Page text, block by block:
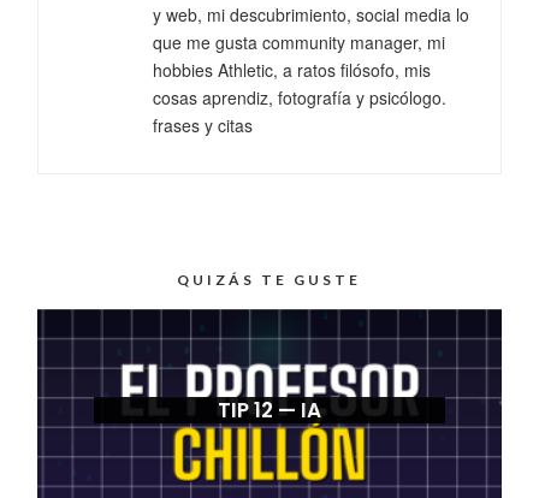
y web, mi descubrimiento, social media lo
que me gusta community manager, mi
hobbies Athletic, a ratos filósofo, mis
cosas aprendiz, fotografía y psicólogo.
frases y citas
QUIZÁS TE GUSTE
TIP 12 — IA